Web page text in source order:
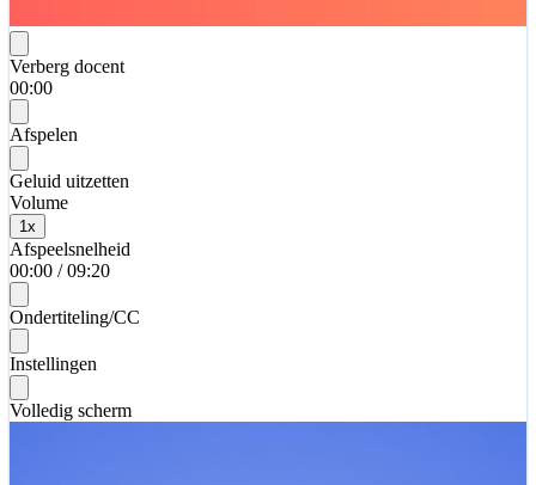
Verberg docent
00:00
Afspelen
Geluid uitzetten
Volume
1 x
Afspeelsnelheid
00:00 / 09:20
Ondertiteling/CC
Instellingen
Volledig scherm